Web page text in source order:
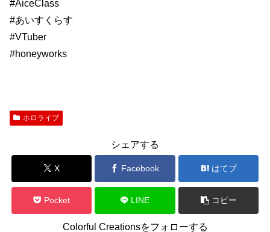
#AiceClass
#あいすくらす
#VTuber
#honeyworks
ホロライブ
シェアする
X Facebook はてブ
Pocket LINE コピー
Colorful Creationsをフォローする